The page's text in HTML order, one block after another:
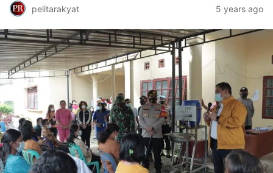
pelitarakyat 5 years ago